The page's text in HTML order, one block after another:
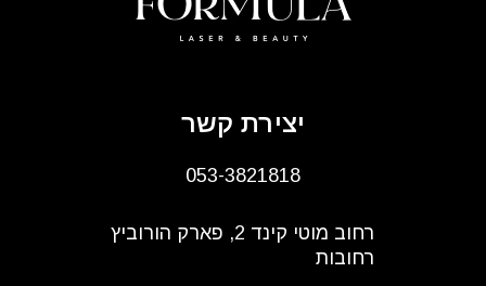
יצירת קשר
053-3821818
רחוב מוטי קינד 2, פארק הורוביץ
רחובות